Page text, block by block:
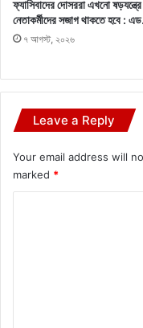
ফ্যাসিবাদের দোসররা এখনো
নেতাকর্মীদের সজাগ থাকতে হবে :
৭ আগস্ট, ২০২৬
Leave a Reply
Your email address will
marked *